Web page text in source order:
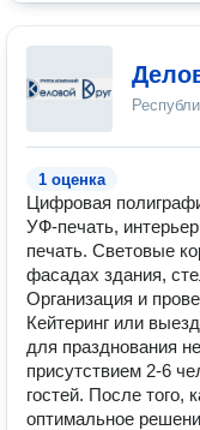
1 оценка
Цифровая
УФ-печать,
печать. Световые
фасадах здания,
Организация и
Кейтеринг или
для празднования
присутствием 2-6
гостей. После того,
оптимальное